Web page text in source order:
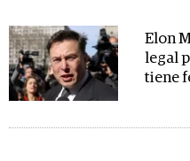
Elon
legal
tiene